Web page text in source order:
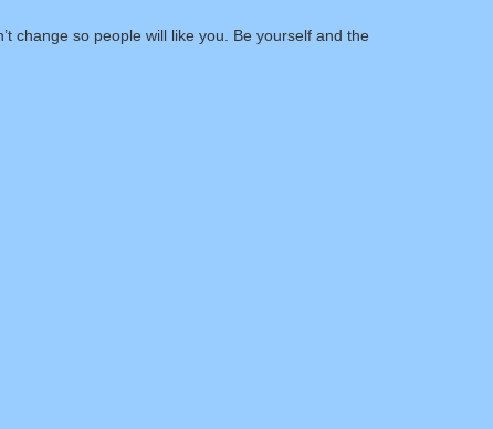
change so people will like you. Be yourself and the